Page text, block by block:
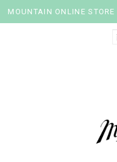
MOUNTAIN ONLINE STORE